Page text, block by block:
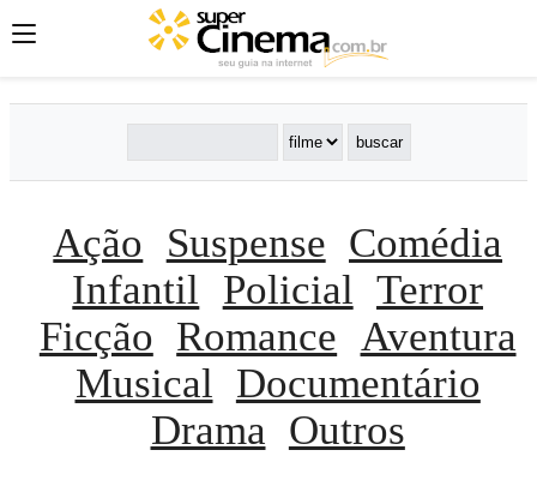
Ação Suspense Comédia
Infantil
Policial Terror
Ficção Romance Aventura
Musical
Documentário
Drama Outros